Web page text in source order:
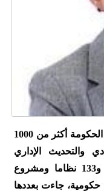
86 جلسة لمجلس الوزراء، اتخذت خلالها الحكومة أكثر من 1000
والتحديث الإداري
والخدماتي، وأقرت 25 مشروع قانون و133 نظاما ومشروع
جاءت بعددها